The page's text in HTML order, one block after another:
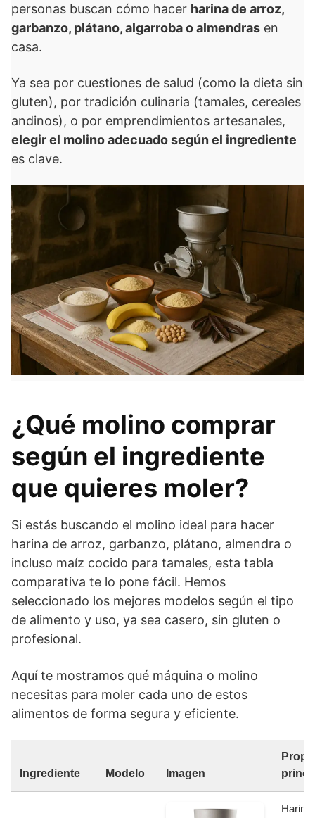
personas buscan cómo hacer harina de arroz,
garbanzo, plátano, algarroba o almendras en
casa.
Ya sea por cuestiones de salud (como la dieta sin
gluten), por tradición culinaria (tamales, cereales
andinos), o por emprendimientos artesanales,
elegir el molino adecuado según el ingrediente
es clave.
¿Qué molino comprar
según el ingrediente
que quieres moler?
Si estás buscando el molino ideal para hacer
harina de arroz, garbanzo, plátano, almendra o
incluso maíz cocido para tamales, esta tabla
comparativa te lo pone fácil. Hemos
seleccionado los mejores modelos según el tipo
de alimento y uso, ya sea casero, sin gluten o
profesional.
Aquí te mostramos qué máquina o molino
necesitas para moler cada uno de estos
alimentos de forma segura y eficiente.
Ingrediente Modelo Imagen
Harina